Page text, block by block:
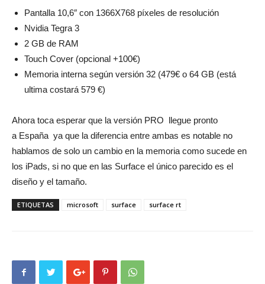
Pantalla 10,6″ con 1366X768 píxeles de resolución
Nvidia Tegra 3
2 GB de RAM
Touch Cover (opcional +100€)
Memoria interna según versión 32 (479€ o 64 GB (está
ultima costará 579 €)
Ahora toca esperar que la versión PRO llegue pronto
a España ya que la diferencia entre ambas es notable no
hablamos de solo un cambio en la memoria como sucede en
los iPads, si no que en las Surface el único parecido es el
diseño y el tamaño.
ETIQUETAS microsoft surface surface rt